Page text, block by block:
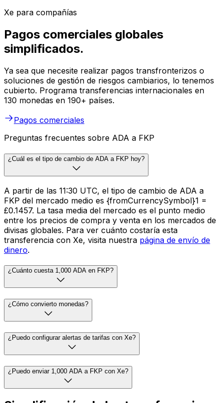
Xe para compañías
Pagos comerciales globales
simplificados.
Ya sea que necesite realizar pagos transfronterizos o
soluciones de gestión de riesgos cambiarios, lo tenemos
cubierto. Programa transferencias internacionales en
130 monedas en 190+ países.
Pagos comerciales
Preguntas frecuentes sobre ADA a FKP
¿Cuál es el tipo de cambio de ADA a FKP hoy?
A partir de las 11:30 UTC, el tipo de cambio de ADA a
FKP del mercado medio es {fromCurrencySymbol}1 =
£0.1457. La tasa media del mercado es el punto medio
entre los precios de compra y venta en los mercados de
divisas globales. Para ver cuánto costaría esta
transferencia con Xe, visita nuestra página de envío de
dinero.
¿Cuánto cuesta 1,000 ADA en FKP?
¿Cómo convierto monedas?
¿Puedo configurar alertas de tarifas con Xe?
¿Puedo enviar 1,000 ADA a FKP con Xe?